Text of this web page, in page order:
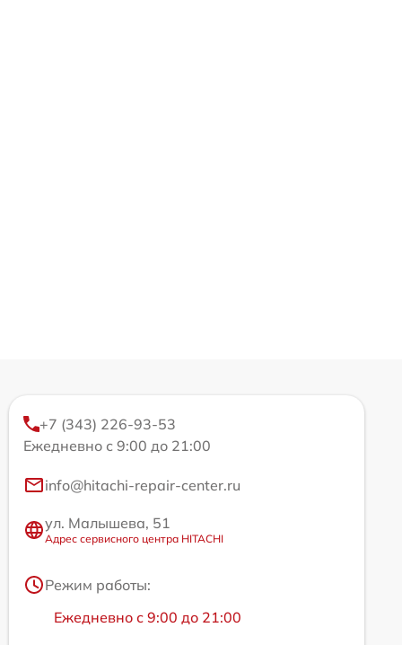
+7 (343) 226-93-53
Ежедневно с 9:00 до 21:00
info@hitachi-repair-center.ru
ул. Малышева, 51
Адрес сервисного центра HITACHI
Режим работы:
Ежедневно с 9:00 до 21:00